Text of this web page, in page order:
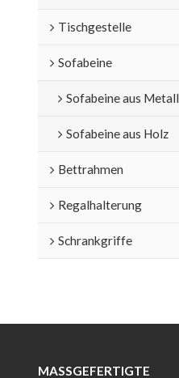
Tischgestelle
Sofabeine
Sofabeine aus Metall
Sofabeine aus Holz
Bettrahmen
Regalhalterung
Schrankgriffe
MASSGEFERTIGTE M